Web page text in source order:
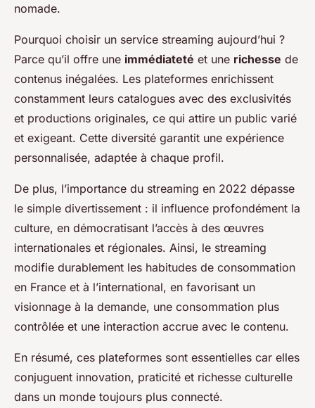
nomade.
Pourquoi choisir un service streaming aujourd’hui ?
Parce qu’il offre une immédiateté et une richesse de
contenus inégalées. Les plateformes enrichissent
constamment leurs catalogues avec des exclusivités
et productions originales, ce qui attire un public varié
et exigeant. Cette diversité garantit une expérience
personnalisée, adaptée à chaque profil.
De plus, l’importance du streaming en 2022 dépasse
le simple divertissement : il influence profondément la
culture, en démocratisant l’accès à des œuvres
internationales et régionales. Ainsi, le streaming
modifie durablement les habitudes de consommation
en France et à l’international, en favorisant un
visionnage à la demande, une consommation plus
contrôlée et une interaction accrue avec le contenu.
En résumé, ces plateformes sont essentielles car elles
conjuguent innovation, praticité et richesse culturelle
dans un monde toujours plus connecté.